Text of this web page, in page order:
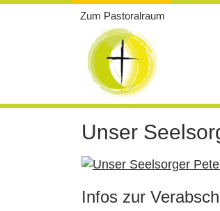
Zum Pastoralraum
Unser
Infos zur